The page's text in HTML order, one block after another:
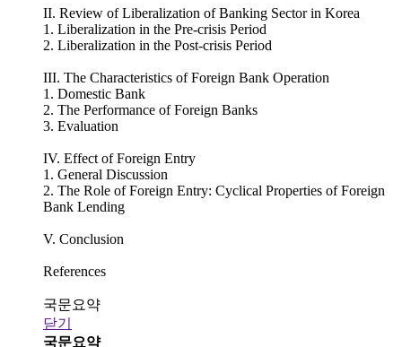
II. Review of Liberalization of Banking Sector in Korea
1. Liberalization in the Pre-crisis Period
2. Liberalization in the Post-crisis Period
III. The Characteristics of Foreign Bank Operation
1. Domestic Bank
2. The Performance of Foreign Banks
3. Evaluation
IV. Effect of Foreign Entry
1. General Discussion
2. The Role of Foreign Entry: Cyclical Properties of Foreign
Bank Lending
V. Conclusion
References
국문요약
닫기
국문요약